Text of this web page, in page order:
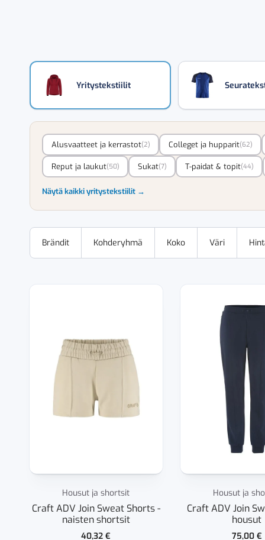
Yritystekstiilit
Alusvaatteet ja kerrastot(2) Colleget ja hupparit(62)
Reput ja laukut(50) Sukat(7) T-paidat & topit(44)
Näytä kaikki yritystekstiilit →
Brändit Kohderyhmä Koko Väri
Housut ja shortsit
Craft ADV Join Sweat Shorts -
naisten shortsit
40,32€
Housut ja
Craft ADV Join
housut
75,00 €